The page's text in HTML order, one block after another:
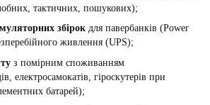
тактичних, пошукових);
збірок для павербанків (Power
живлення (UPS);
з помірним споживанням
електросамокатів, гіроскутерів при
батарей);